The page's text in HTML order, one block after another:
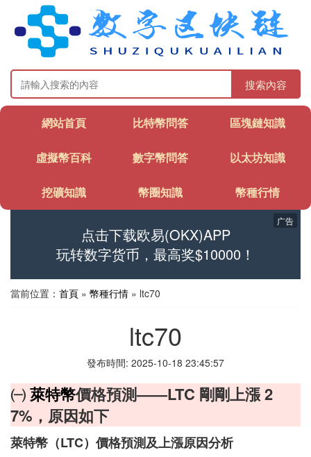
搜索內容
網站首頁 比特幣問答 區塊鏈知識
虛擬幣百科 數字幣問答 以太坊知識
挖礦知識 幣圈知識 幣種行情
点击下载欧易(OKX)APP
玩转数字货币，最高奖$10000！
广告
當前位置： 首頁 » 幣種行情 » ltc70
ltc70
發布時間: 2025-10-18 23:45:57
㈠萊特幣價格預測——LTC 剛剛上漲 2
7%，原因如下
萊特幣（LTC）價格預測及上漲原因分析